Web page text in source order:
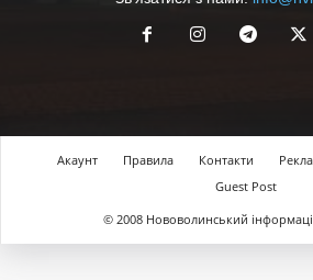
Акаунт Правила Контакти
Guest Post
© 2008 Нововолинський